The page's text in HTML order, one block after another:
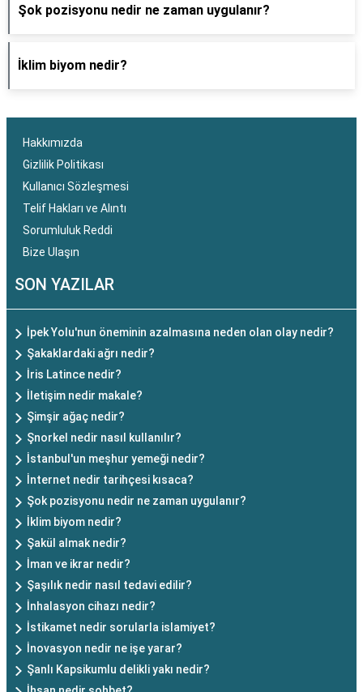
Şok pozisyonu nedir ne zaman uygulanır?
İklim biyom nedir?
Hakkımızda
Gizlilik Politikası
Kullanıcı Sözleşmesi
Telif Hakları ve Alıntı
Sorumluluk Reddi
Bize Ulaşın
SON YAZILAR
İpek Yolu'nun öneminin azalmasına neden olan olay nedir?
Şakaklardaki ağrı nedir?
İris Latince nedir?
İletişim nedir makale?
Şimşir ağaç nedir?
Şnorkel nedir nasıl kullanılır?
İstanbul'un meşhur yemeği nedir?
İnternet nedir tarihçesi kısaca?
Şok pozisyonu nedir ne zaman uygulanır?
İklim biyom nedir?
Şakül almak nedir?
İman ve ikrar nedir?
Şaşılık nedir nasıl tedavi edilir?
İnhalasyon cihazı nedir?
İstikamet nedir sorularla islamiyet?
İnovasyon nedir ne işe yarar?
Şanlı Kapsikumlu delikli yakı nedir?